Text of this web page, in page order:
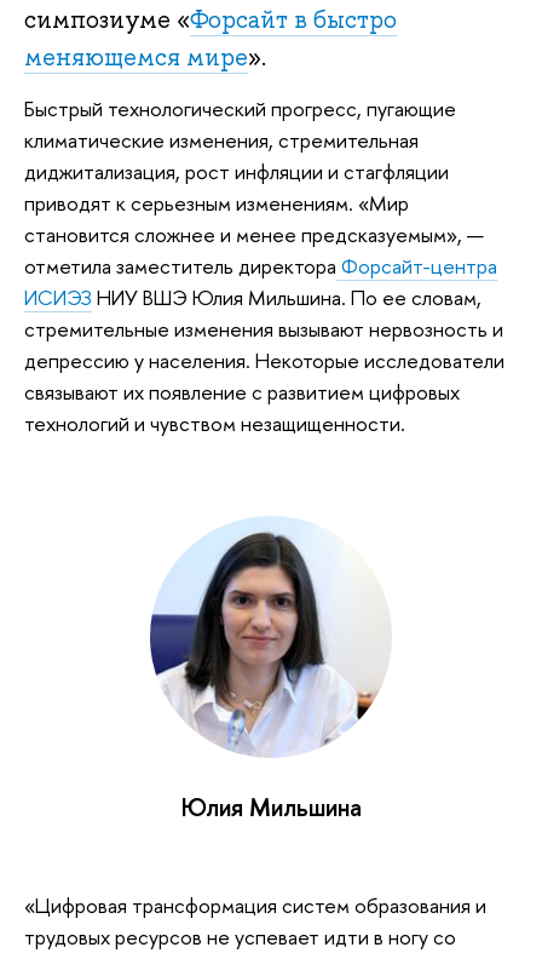
симпозиуме «Форсайт в быстро
меняющемся мире».
Быстрый технологический прогресс, пугающие
климатические изменения, стремительная
диджитализация, рост инфляции и стагфляции
приводят к серьезным изменениям. «Мир
становится сложнее и менее предсказуемым», —
отметила заместитель директора Форсайт-центра
ИСИЭЗ НИУ ВШЭ Юлия Мильшина. По ее словам,
стремительные изменения вызывают нервозность и
депрессию у населения. Некоторые исследователи
связывают их появление с развитием цифровых
технологий и чувством незащищенности.
Юлия Мильшина
«Цифровая трансформация систем образования и
трудовых ресурсов не успевает идти в ногу со